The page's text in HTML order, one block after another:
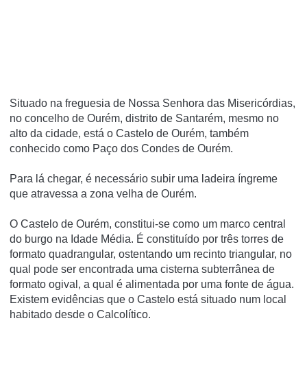
Situado na freguesia de Nossa Senhora das Misericórdias,
no concelho de Ourém, distrito de Santarém, mesmo no
alto da cidade, está o Castelo de Ourém, também
conhecido como Paço dos Condes de Ourém.
Para lá chegar, é necessário subir uma ladeira íngreme
que atravessa a zona velha de Ourém.
O Castelo de Ourém, constitui-se como um marco central
do burgo na Idade Média. É constituído por três torres de
formato quadrangular, ostentando um recinto triangular, no
qual pode ser encontrada uma cisterna subterrânea de
formato ogival, a qual é alimentada por uma fonte de água.
Existem evidências que o Castelo está situado num local
habitado desde o Calcolítico.